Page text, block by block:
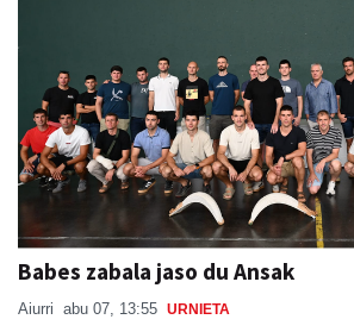
Babes zabala jaso du Ansak
Aiurri abu 07, 13:55 URNIETA